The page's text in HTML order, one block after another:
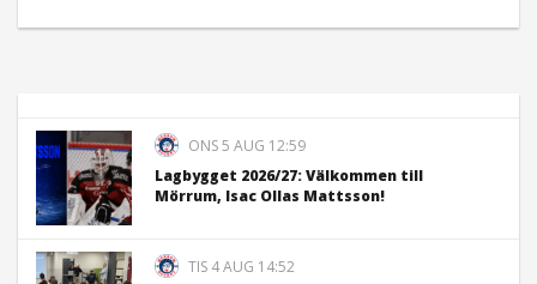
ONS 5 AUG 12:59
Lagbygget 2026/27: Välkommen till
Mörrum, Isac Ollas Mattsson!
TIS 4 AUG 14:52